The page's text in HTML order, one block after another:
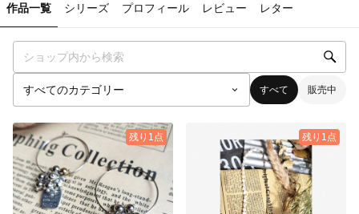
作品一覧 シリーズ プロフィール レビュー レター
すべて 販売中
残り1点 残り1点